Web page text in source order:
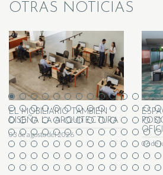
OTRAS NOTICIAS
EL MOBILIARIO TAMBIÉN
DISEÑA LA ARQUITECTURA
03 de agosto del 2026
06 de